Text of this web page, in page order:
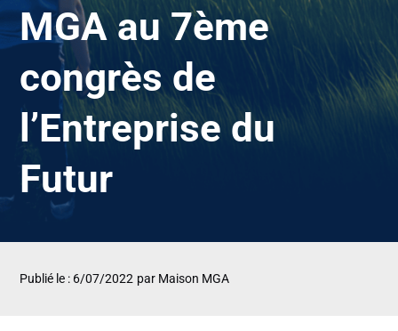
MGA au 7ème
congrès de
l’Entreprise du
Futur
Publié le : 6/07/2022 par Maison MGA